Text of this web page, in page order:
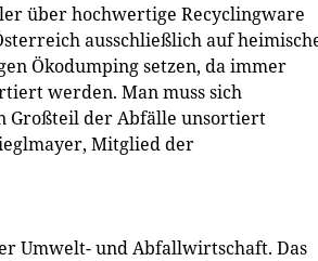
über hochwertige Recyclingware
ausschließlich auf
Ökodumping setzen, da immer
werden. Man muss sich
Großteil der Abfälle unsortiert
Mitglied der
Umwelt- und Abfallwirtschaft. Das